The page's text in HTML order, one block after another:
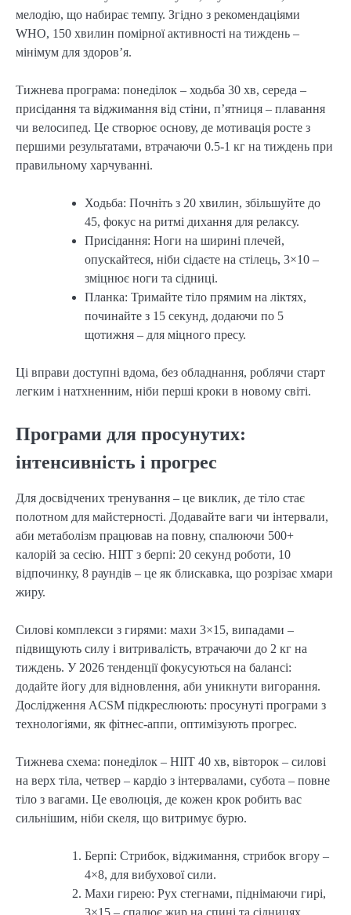
мелодію, що набирає темпу. Згідно з рекомендаціями
WHO, 150 хвилин помірної активності на тиждень –
мінімум для здоров’я.
Тижнева програма: понеділок – ходьба 30 хв, середа –
присідання та віджимання від стіни, п’ятниця – плавання
чи велосипед. Це створює основу, де мотивація росте з
першими результатами, втрачаючи 0.5-1 кг на тиждень при
правильному харчуванні.
Ходьба: Почніть з 20 хвилин, збільшуйте до
45, фокус на ритмі дихання для релаксу.
Присідання: Ноги на ширині плечей,
опускайтеся, ніби сідаєте на стілець, 3×10 –
зміцнює ноги та сідниці.
Планка: Тримайте тіло прямим на ліктях,
починайте з 15 секунд, додаючи по 5
щотижня – для міцного пресу.
Ці вправи доступні вдома, без обладнання, роблячи старт
легким і натхненним, ніби перші кроки в новому світі.
Програми для просунутих:
інтенсивність і прогрес
Для досвідчених тренування – це виклик, де тіло стає
полотном для майстерності. Додавайте ваги чи інтервали,
аби метаболізм працював на повну, спалюючи 500+
калорій за сесію. HIIT з берпі: 20 секунд роботи, 10
відпочинку, 8 раундів – це як блискавка, що розрізає хмари
жиру.
Силові комплекси з гирями: махи 3×15, випадами –
підвищують силу і витривалість, втрачаючи до 2 кг на
тиждень. У 2026 тенденції фокусуються на балансі:
додайте йогу для відновлення, аби уникнути вигорання.
Дослідження ACSM підкреслюють: просунуті програми з
технологіями, як фітнес-аппи, оптимізують прогрес.
Тижнева схема: понеділок – HIIT 40 хв, вівторок – силові
на верх тіла, четвер – кардіо з інтервалами, субота – повне
тіло з вагами. Це еволюція, де кожен крок робить вас
сильнішим, ніби скеля, що витримує бурю.
Берпі: Стрибок, віджимання, стрибок вгору –
4×8, для вибухової сили.
Махи гирею: Рух стегнами, піднімаючи гирі,